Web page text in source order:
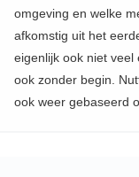
omgeving en welke
afkomstig uit het
eigenlijk ook niet
ook zonder begin.
ook weer gebaseerd